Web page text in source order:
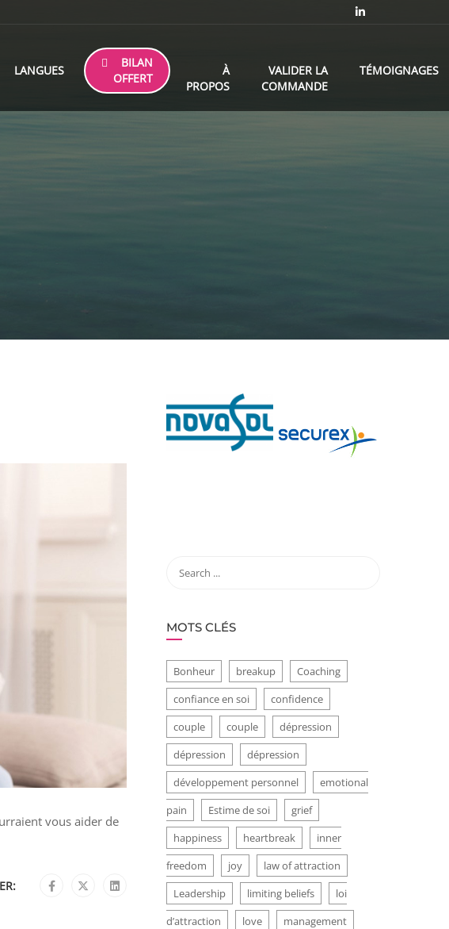
LANGUES
BILAN
OFFERT
À
PROPOS
VALIDER LA
COMMANDE
TÉMOIGNAGES
vous aider de
MOTS CLÉS
Bonheur breakup
Coaching
confiance en soi
confidence
couple
couple
dépression
dépression
dépression
développement personnel
emotional
pain
Estime de soi
grief
happiness
heartbreak
inner
freedom
joy
law of attraction
Leadership
limiting beliefs
loi
d’attraction
love
management